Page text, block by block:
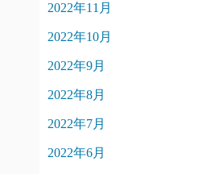
2022年11月
2022年10月
2022年9月
2022年8月
2022年7月
2022年6月